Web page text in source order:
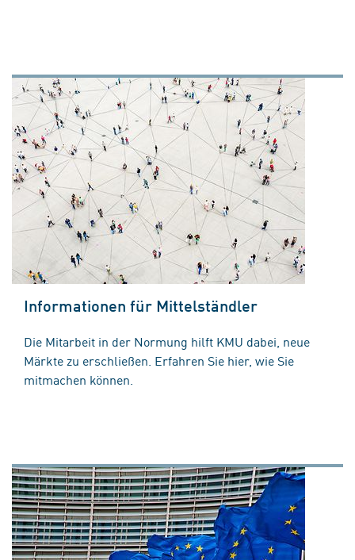
Informationen für Mittelständler
Die Mitarbeit in der Normung hilft KMU dabei, neue
Märkte zu erschließen. Erfahren Sie hier, wie Sie
mitmachen können.